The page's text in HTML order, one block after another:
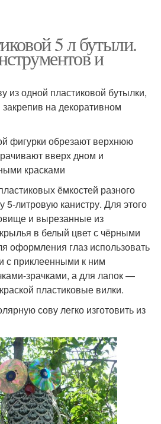
5 л бутыли.
и
из одной пластиковой бутылки,
на декоративном
фигурки обрезают верхнюю
вверх дном и
красками
ёмкостей разного
5-литровую канистру. Для этого
и вырезанные из
в белый цвет с чёрными
оформления глаз использовать
с приклеенными к ним
зрачками, а для лапок —
пластиковые вилки.
сову легко изготовить из